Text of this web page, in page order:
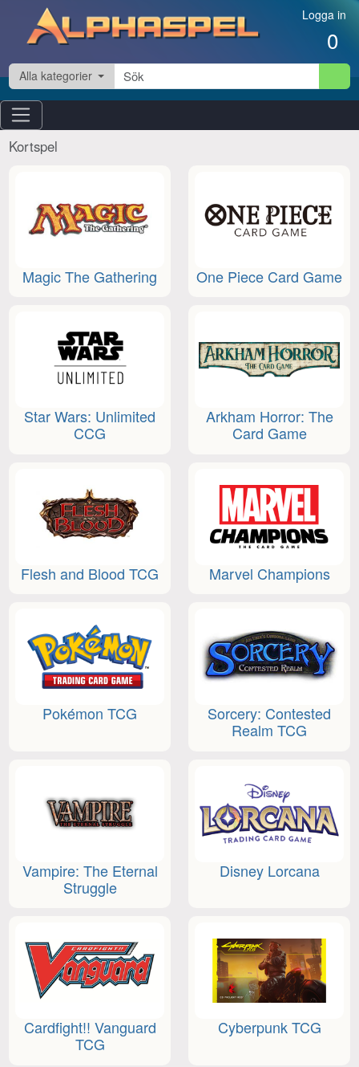
Hoppa till innehåll Logga in
0
Alla kategorier
Kortspel
Magic The Gathering One Piece Card Game
Star Wars: Unlimited
CCG
Arkham Horror: The
Card Game
Flesh and Blood TCG Marvel Champions
Pokémon TCG
Sorcery: Contested
Realm TCG
Vampire: The Eternal
Struggle
Disney Lorcana
Cardfight!! Vanguard
TCG
Cyberpunk TCG